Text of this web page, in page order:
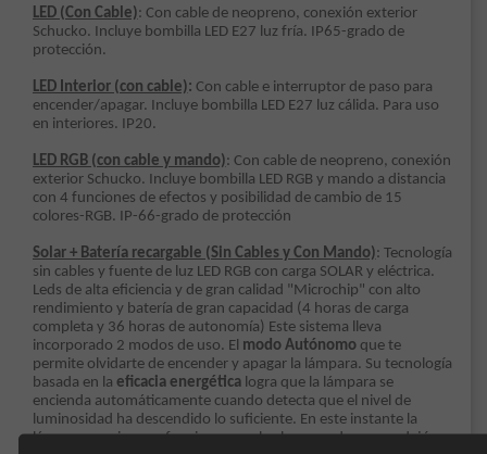
LED (Con Cable): Con cable de neopreno, conexión exterior
Schucko. Incluye bombilla LED E27 luz fría. IP65-grado de
protección.
LED Interior (con cable): Con cable e interruptor de paso para
encender/apagar. Incluye bombilla LED E27 luz cálida. Para uso
en interiores. IP20.
LED RGB (con cable y mando): Con cable de neopreno, conexión
exterior Schucko. Incluye bombilla LED RGB y mando a distancia
con 4 funciones de efectos y posibilidad de cambio de 15
colores-RGB. IP-66-grado de protección
Solar + Batería recargable (Sin Cables y Con Mando): Tecnología
sin cables y fuente de luz LED RGB con carga SOLAR y eléctrica.
Leds de alta eficiencia y de gran calidad "Microchip" con alto
rendimiento y batería de gran capacidad (4 horas de carga
completa y 36 horas de autonomía) Este sistema lleva
incorporado 2 modos de uso. El modo Autónomoque te
permite olvidarte de encender y apagar la lámpara. Su tecnología
basada en la eficacia energéticalogra que la lámpara se
encienda automáticamente cuando detecta que el nivel de
luminosidad ha descendido lo suficiente. En este instante la
lámpara comienza a funcionar en el color o modo que se dejó